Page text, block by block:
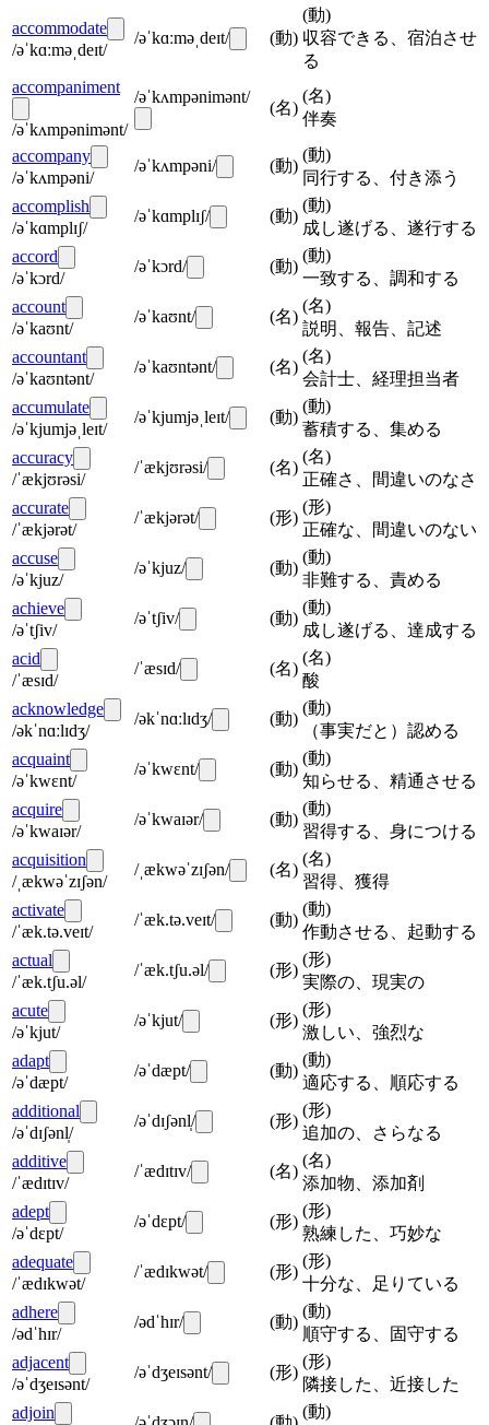
accommodate
/əˈkɑːməˌdeɪt/
/əˈkɑːməˌdeɪt/ (動)
(動)
収容できる、宿泊させ
る
accompaniment
/əˈkʌmpənimənt/
/əˈkʌmpənimənt/
(名)
(名)
伴奏
accompany
/əˈkʌmpəni/
/əˈkʌmpəni/ (動)
(動)
同行する、付き添う
accomplish
/əˈkɑmplɪʃ/
/əˈkɑmplɪʃ/ (動)
(動)
成し遂げる、遂行する
accord
/əˈkɔrd/
/əˈkɔrd/ (動)
(動)
一致する、調和する
account
/əˈkaʊnt/
/əˈkaʊnt/ (名)
(名)
説明、報告、記述
accountant
/əˈkaʊntənt/
/əˈkaʊntənt/ (名)
(名)
会計士、経理担当者
accumulate
/əˈkjumjəˌleɪt/
/əˈkjumjəˌleɪt/ (動)
(動)
蓄積する、集める
accuracy
/ˈækjʊrəsi/
/ˈækjʊrəsi/ (名)
(名)
正確さ、間違いのなさ
accurate
/ˈækjərət/
/ˈækjərət/ (形)
(形)
正確な、間違いのない
accuse
/əˈkjuz/
/əˈkjuz/ (動)
(動)
非難する、責める
achieve
/əˈtʃiv/
/əˈtʃiv/ (動)
(動)
成し遂げる、達成する
acid
/ˈæsɪd/
/ˈæsɪd/ (名)
(名)
酸
acknowledge
/əkˈnɑːlɪdʒ/
/əkˈnɑːlɪdʒ/ (動)
(動)
（事実だと）認める
acquaint
/əˈkwɛnt/
/əˈkwɛnt/ (動)
(動)
知らせる、精通させる
acquire
/əˈkwaɪər/
/əˈkwaɪər/ (動)
(動)
習得する、身につける
acquisition
/ˌækwəˈzɪʃən/
/ˌækwəˈzɪʃən/ (名)
(名)
習得、獲得
activate
/ˈæk.tə.veɪt/
/ˈæk.tə.veɪt/ (動)
(動)
作動させる、起動する
actual
/ˈæk.tʃu.əl/
/ˈæk.tʃu.əl/ (形)
(形)
実際の、現実の
acute
/əˈkjut/
/əˈkjut/ (形)
(形)
激しい、強烈な
adapt
/əˈdæpt/
/əˈdæpt/ (動)
(動)
適応する、順応する
additional
/əˈdɪʃənl̩/
/əˈdɪʃənl̩/ (形)
(形)
追加の、さらなる
additive
/ˈædɪtɪv/
/ˈædɪtɪv/ (名)
(名)
添加物、添加剤
adept
/əˈdɛpt/
/əˈdɛpt/ (形)
(形)
熟練した、巧妙な
adequate
/ˈædɪkwət/
/ˈædɪkwət/ (形)
(形)
十分な、足りている
adhere
/ədˈhɪr/
/ədˈhɪr/ (動)
(動)
順守する、固守する
adjacent
/əˈdʒeɪsənt/
/əˈdʒeɪsənt/ (形)
(形)
隣接した、近接した
adjoin
(動)